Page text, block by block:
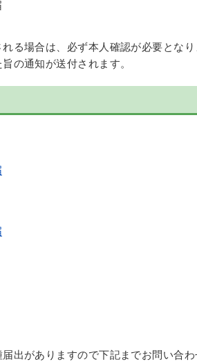
れる場合は、必ず本人確認が必要とな
の通知が送付されます。
届出がありますので下記までお問い合わ